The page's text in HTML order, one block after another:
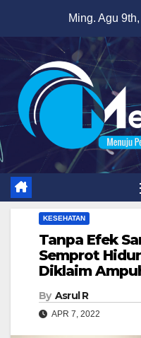
content
Ming. Agu
KESEHATAN
Tanpa Efek
Semprot
Diklaim
By Asrul R
APR 7, 2022